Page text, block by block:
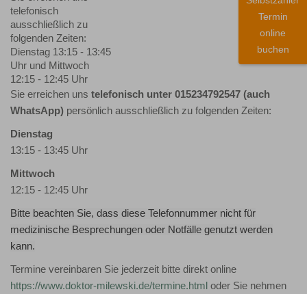
telefonisch
ausschließlich zu
folgenden Zeiten:
Dienstag 13:15 - 13:45
Uhr und Mittwoch
12:15 - 12:45 Uhr
Sie erreichen uns telefonisch unter 015234792547 (auch
WhatsApp) persönlich ausschließlich zu folgenden Zeiten:
Dienstag
13:15 - 13:45 Uhr
Mittwoch
12:15 - 12:45 Uhr
Bitte beachten Sie, dass diese Telefonnummer nicht für
medizinische Besprechungen oder Notfälle genutzt werden
kann.
Termine vereinbaren Sie jederzeit bitte direkt online
https://www.doktor-milewski.de/termine.html oder Sie nehmen
Termin
online
buchen